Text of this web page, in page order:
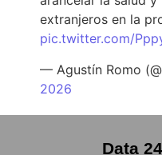
extranjeros en la
pic.twitter.com/
— Agustín Romo
2026
Data 24